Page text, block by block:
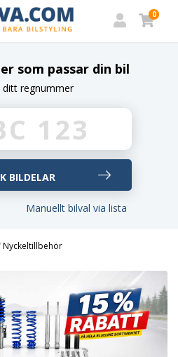
0
som passar din bil
ditt regnummer
Manuellt bilval via lista
Nyckeltillbehör